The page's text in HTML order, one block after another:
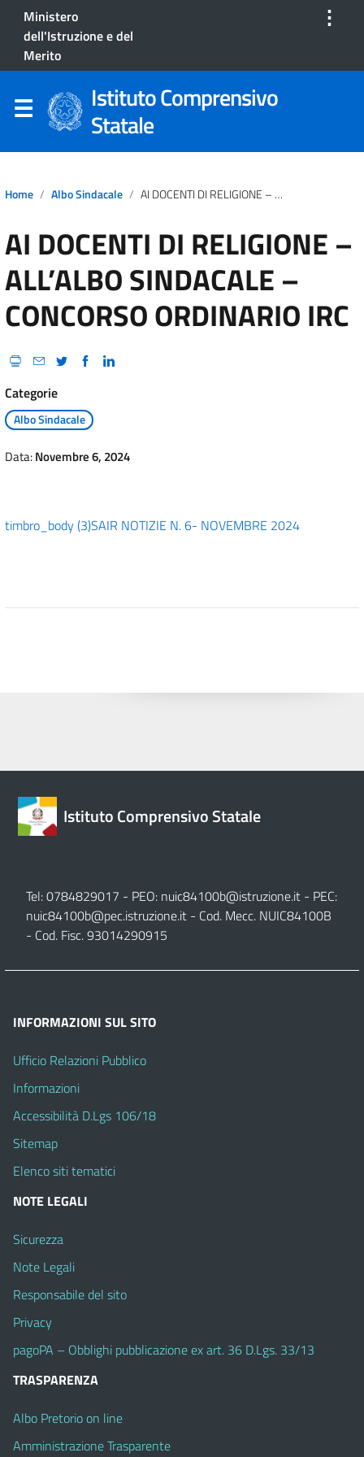
Ministero
dell'Istruzione e del
Merito
⋮
Istituto Comprensivo
Statale
Home Albo Sindacale AI DOCENTI DI RELIGIONE – ALL’ALBO SINDACALE – CONCORSO ORDINARIO IRC
AI DOCENTI DI RELIGIONE –
ALL’ALBO SINDACALE –
CONCORSO ORDINARIO IRC
Categorie
Albo Sindacale
Data:Novembre 6, 2024
timbro_body (3)SAIR NOTIZIE N. 6- NOVEMBRE 2024
Istituto Comprensivo Statale
Tel: 0784829017 - PEO: nuic84100b@istruzione.it - PEC:
nuic84100b@pec.istruzione.it - Cod. Mecc. NUIC84100B
- Cod. Fisc. 93014290915
INFORMAZIONI SUL SITO
Ufficio Relazioni Pubblico
Informazioni
Accessibilità D.Lgs 106/18
Sitemap
Elenco siti tematici
NOTE LEGALI
Sicurezza
Note Legali
Responsabile del sito
Privacy
pagoPA – Obblighi pubblicazione ex art. 36 D.Lgs. 33/13
TRASPARENZA
Albo Pretorio on line
Amministrazione Trasparente